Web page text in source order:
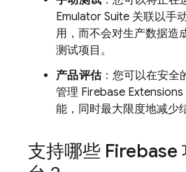
Emulator Suite 关联以手
用，而不会对生产数据造
测试项目。
产品评估：您可以在安全
管理 Firebase Extensions
能，同时最大限度地减少
支持哪些 Firebase